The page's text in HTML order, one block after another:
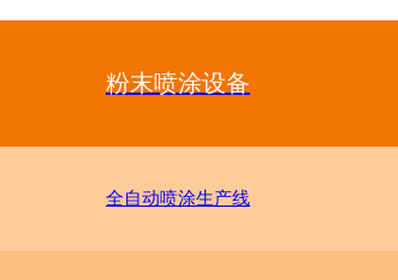
粉末喷涂设备
全自动喷涂生产线